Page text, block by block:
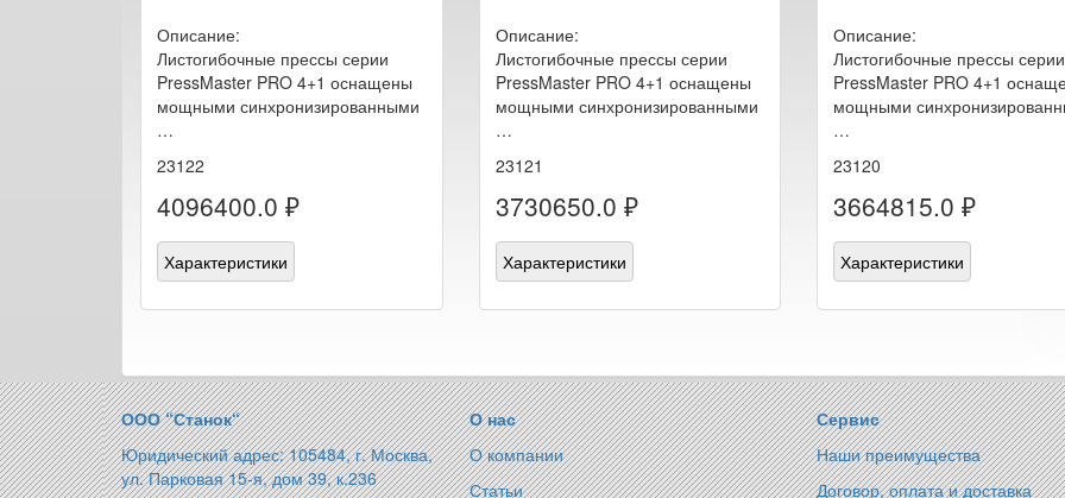
Описание:
Листогибочные прессы серии
PressMaster PRO 4+1 оснащены
мощными синхронизированными
…
23122
4096400.0 ₽
Характеристики
Описание:
Листогибочные прессы серии
PressMaster PRO 4+1 оснащены
мощными синхронизированными
…
23121
3730650.0 ₽
Характеристики
Описание:
Листогибочные прессы серии
PressMaster PRO 4+1
мощными
…
23120
3664815.0 ₽
Характеристики
ООО “Станок“
Юридический адрес: 105484, г. Москва,
ул. Парковая 15-я, дом 39, к.236
О нас
О компании
Статьи
Сервис
Наши преимущества
Договор, оплата и доставка